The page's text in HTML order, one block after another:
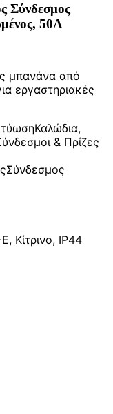
Σύνδεσμος
50A
μπανάνα από
εργαστηριακές
Καλώδια,
& Πρίζες
Σύνδεσμος
Κίτρινο, IP44